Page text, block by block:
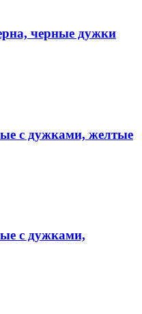
черные дужки
c дужками, желтые
c дужками,